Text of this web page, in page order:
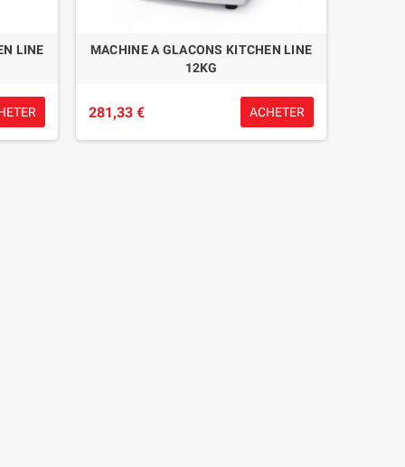
LINE
MACHINE A GLACONS KITCHEN LINE
12KG
281,33 € ACHETER